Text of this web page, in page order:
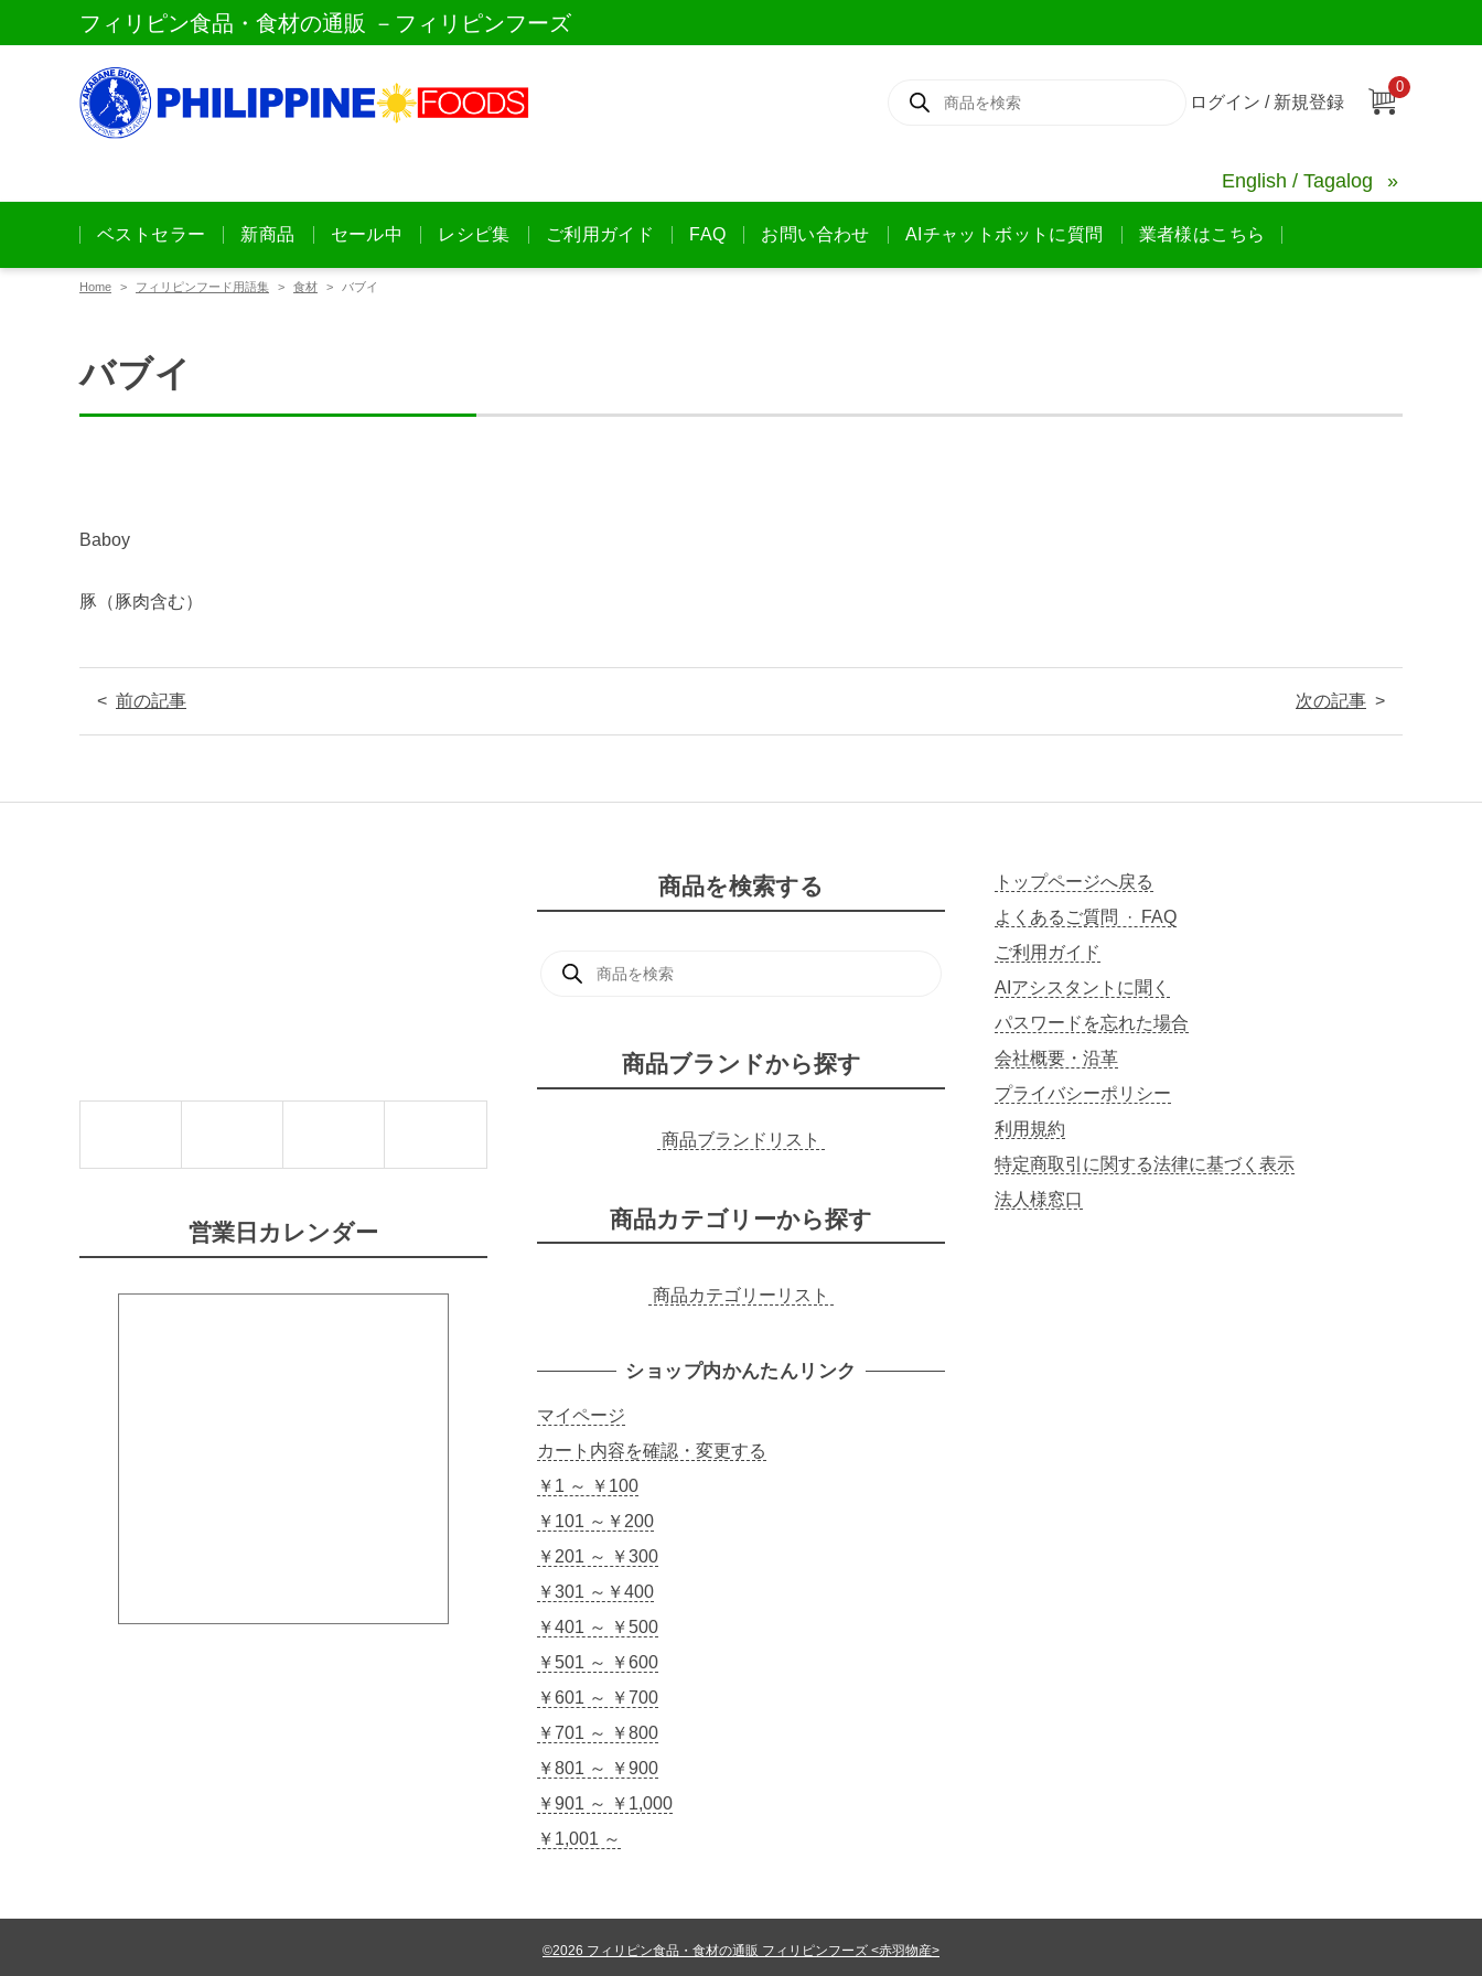
フィリピン食品・食材の通販 －フィリピンフーズ
ログイン / 新規登録
0
English / Tagalog
ベストセラー 新商品 セール中 レシピ集 ご利用ガイド FAQ お問い合わせ AIチャットボットに質問 業者様はこちら
Home フィリピンフード用語集 食材 バブイ
バブイ
Baboy
豚（豚肉含む）
前の記事 次の記事
営業日カレンダー
商品を検索する
商品ブランドから探す
商品ブランドリスト
商品カテゴリーから探す
商品カテゴリーリスト
ショップ内かんたんリンク
マイページ
カート内容を確認・変更する
￥1 ～ ￥100
￥101 ～￥200
￥201 ～ ￥300
￥301 ～￥400
￥401 ～ ￥500
￥501 ～ ￥600
￥601 ～ ￥700
￥701 ～ ￥800
￥801 ～ ￥900
￥901 ～ ￥1,000
￥1,001 ～
トップページへ戻る
よくあるご質問 · FAQ
ご利用ガイド
AIアシスタントに聞く
パスワードを忘れた場合
会社概要・沿革
プライバシーポリシー
利用規約
特定商取引に関する法律に基づく表示
法人様窓口
©2026 フィリピン食品・食材の通販 フィリピンフーズ <赤羽物産>